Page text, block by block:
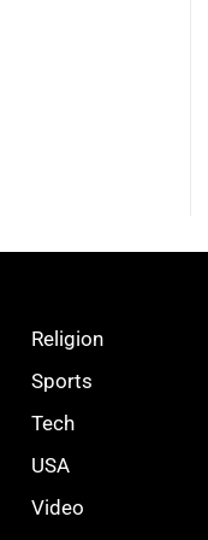
Religion
Sports
Tech
USA
Video